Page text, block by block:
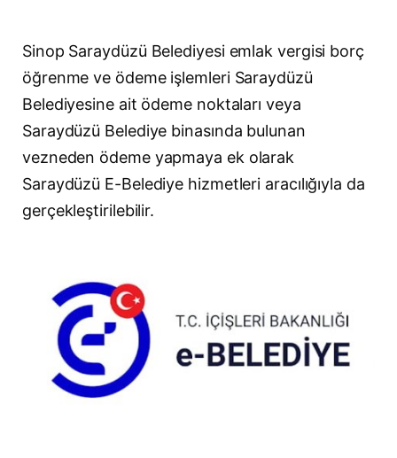
Sinop Saraydüzü Belediyesi emlak vergisi borç
öğrenme ve ödeme işlemleri Saraydüzü
Belediyesine ait ödeme noktaları veya
Saraydüzü Belediye binasında bulunan
vezneden ödeme yapmaya ek olarak
Saraydüzü E-Belediye hizmetleri aracılığıyla da
gerçekleştirilebilir.